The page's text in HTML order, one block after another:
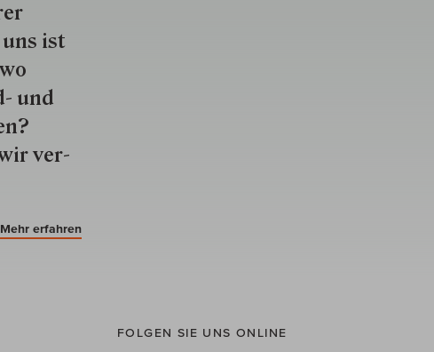
ist
und
ver­
Mehr erfahren
FOLGEN SIE UNS ONLINE